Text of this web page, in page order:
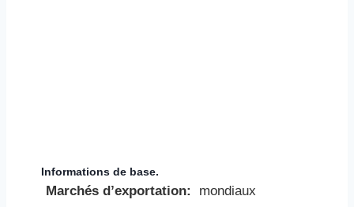
Informations de base.
Marchés d’exportation: mondiaux